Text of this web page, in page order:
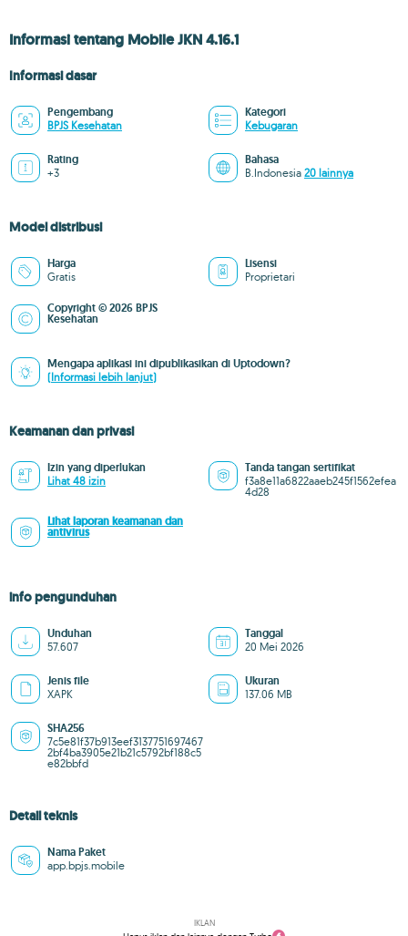
Informasi tentang Mobile JKN 4.16.1
Informasi dasar
Pengembang
BPJS Kesehatan
Kategori
Kebugaran
Rating
+3
Bahasa
B.Indonesia 20 lainnya
Model distribusi
Harga
Gratis
Lisensi
Proprietari
Copyright © 2026 BPJS
Kesehatan
Mengapa aplikasi ini dipublikasikan di Uptodown?
(Informasi lebih lanjut)
Keamanan dan privasi
Izin yang diperlukan
Lihat 48 izin
Tanda tangan sertifikat
f3a8e11a6822aaeb245f1562efea
4d28
Lihat laporan keamanan dan
antivirus
info pengunduhan
Unduhan
57.607
Tanggal
20 Mei 2026
Jenis file
XAPK
Ukuran
137.06 MB
SHA256
7c5e81f37b913eef3137751697467
2bf4ba3905e21b21c5792bf188c5
e82bbfd
Detail teknis
Nama Paket
app.bpjs.mobile
IKLAN